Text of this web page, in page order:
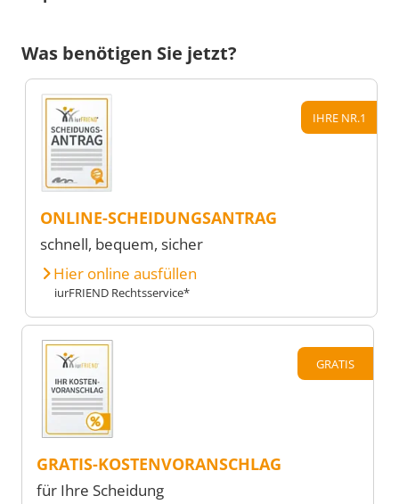
Was benötigen Sie jetzt?
IHRE NR.1
ONLINE-SCHEIDUNGSANTRAG
schnell, bequem, sicher
Hier online ausfüllen
iurFRIEND Rechtsservice*
GRATIS
GRATIS-KOSTENVORANSCHLAG
für Ihre Scheidung